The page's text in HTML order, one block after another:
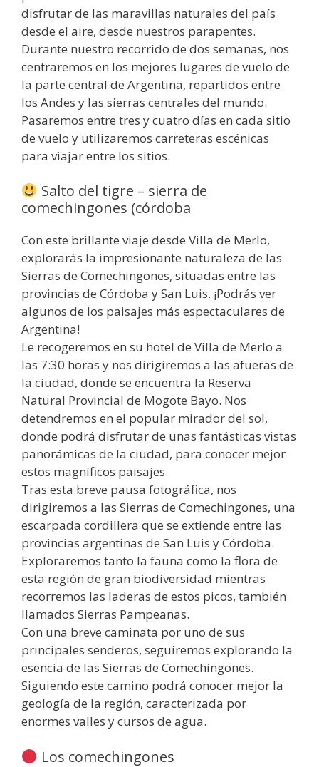
disfrutar de las maravillas naturales del país
desde el aire, desde nuestros parapentes.
Durante nuestro recorrido de dos semanas, nos
centraremos en los mejores lugares de vuelo de
la parte central de Argentina, repartidos entre
los Andes y las sierras centrales del mundo.
Pasaremos entre tres y cuatro días en cada sitio
de vuelo y utilizaremos carreteras escénicas
para viajar entre los sitios.
Salto del tigre – sierra de
comechingones (córdoba
Con este brillante viaje desde Villa de Merlo,
explorarás la impresionante naturaleza de las
Sierras de Comechingones, situadas entre las
provincias de Córdoba y San Luis. ¡Podrás ver
algunos de los paisajes más espectaculares de
Argentina!
Le recogeremos en su hotel de Villa de Merlo a
las 7:30 horas y nos dirigiremos a las afueras de
la ciudad, donde se encuentra la Reserva
Natural Provincial de Mogote Bayo. Nos
detendremos en el popular mirador del sol,
donde podrá disfrutar de unas fantásticas vistas
panorámicas de la ciudad, para conocer mejor
estos magníficos paisajes.
Tras esta breve pausa fotográfica, nos
dirigiremos a las Sierras de Comechingones, una
escarpada cordillera que se extiende entre las
provincias argentinas de San Luis y Córdoba.
Exploraremos tanto la fauna como la flora de
esta región de gran biodiversidad mientras
recorremos las laderas de estos picos, también
llamados Sierras Pampeanas.
Con una breve caminata por uno de sus
principales senderos, seguiremos explorando la
esencia de las Sierras de Comechingones.
Siguiendo este camino podrá conocer mejor la
geología de la región, caracterizada por
enormes valles y cursos de agua.
Los comechingones